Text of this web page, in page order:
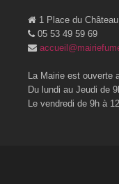
1 Place du
05 53 49 59 69
La Mairie est ouverte
Du lundi au Jeudi de
Le vendredi de 9h à